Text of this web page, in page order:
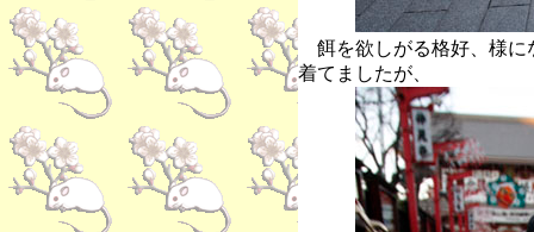
餌を欲しがる格好、様に
着てましたが、